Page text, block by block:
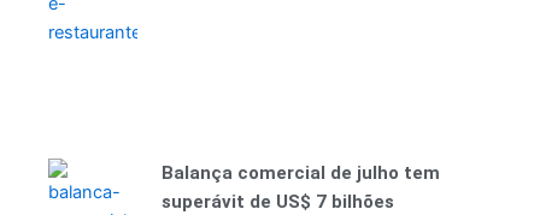
Balança comercial de julho tem
superávit de US$ 7 bilhões